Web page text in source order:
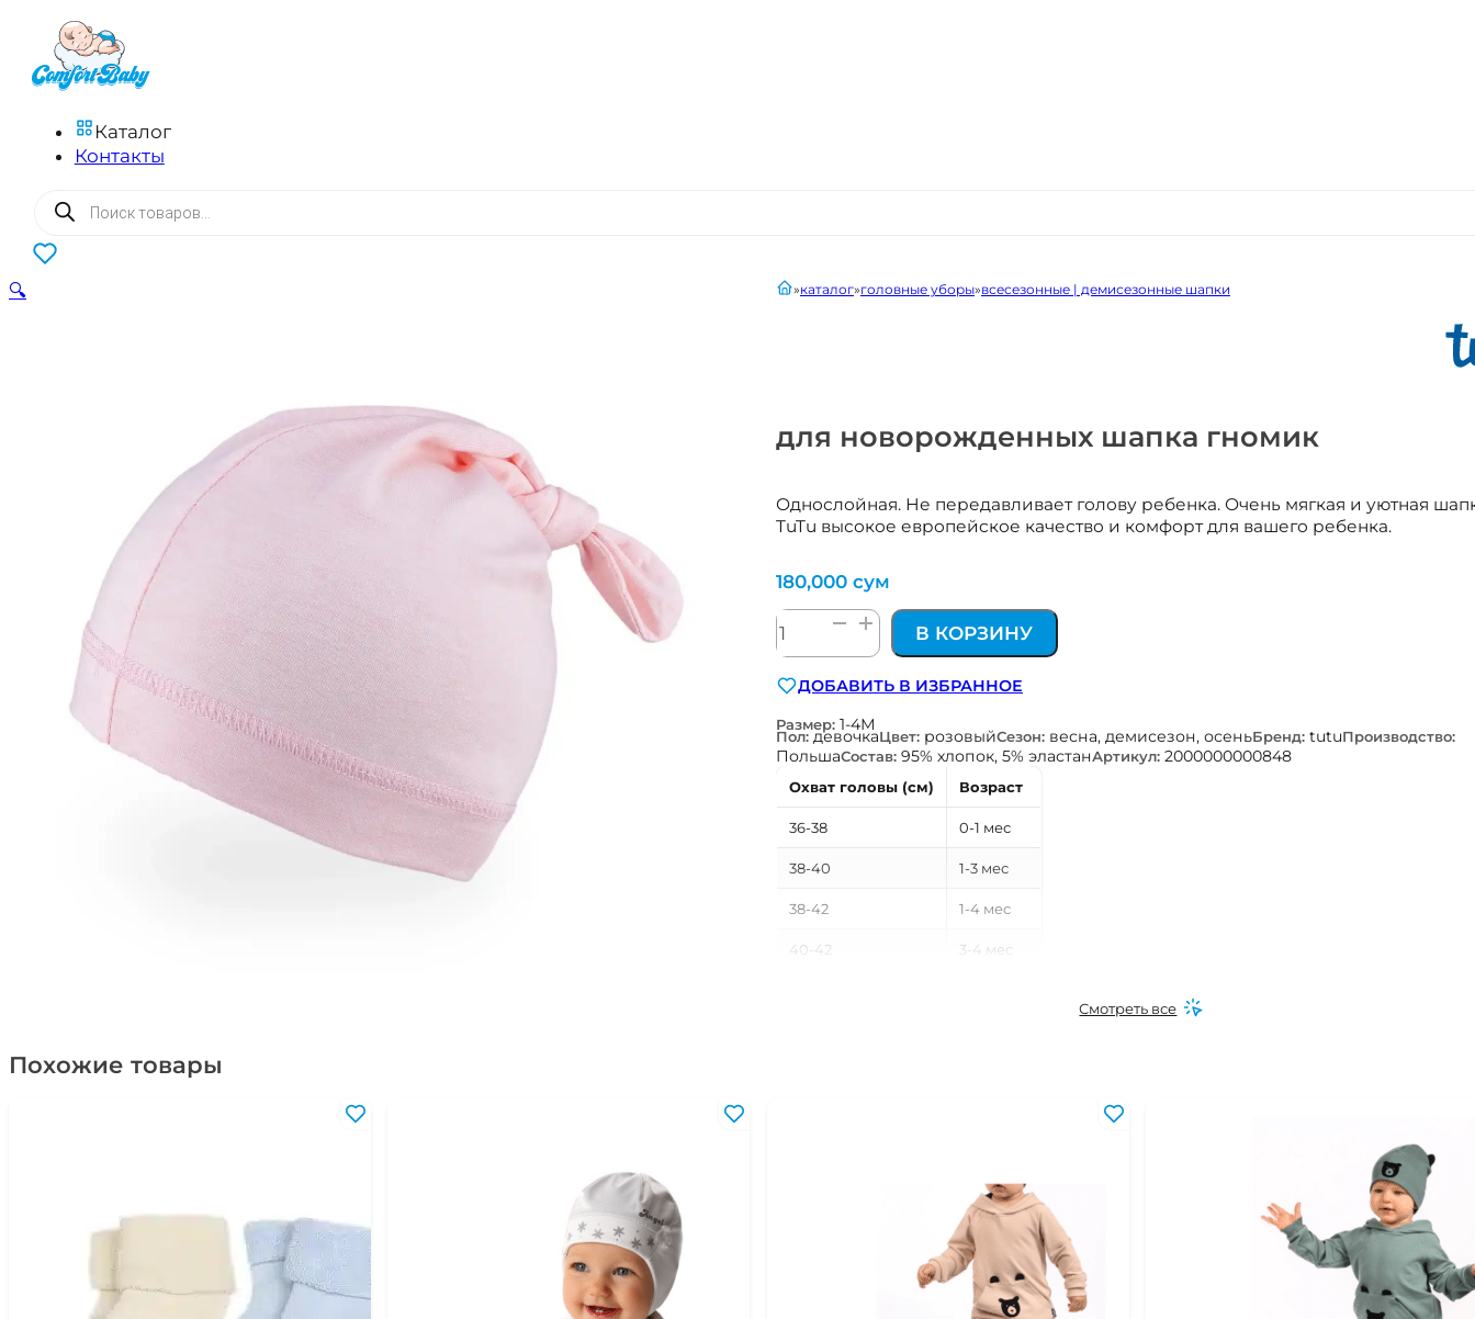
Каталог
Контакты
Поиск
товаров
0
для новорожденных шапка гномик
Однослойная. Не передавливает голову ребенка. Очень мягкая и уютная
TuTu высокое европейское качество и комфорт для вашего ребенка.
главнаякаталог головные уборы всесезонные | демисезонные шапки
180,000 сум
Количество
товара
новорожденных
шапка
гномик
В КОРЗИНУ
ДОБАВИТЬ В ИЗБРАННОЕ
Размер: 1-4М
Пол: девочкаЦвет: розовыйСезон: весна, демисезон, осеньБренд: tutuПроизводство:
ПольшаСостав: 95% хлопок, 5% эластанАртикул: 2000000000848
Охват головы (см) Возраст
36-38 0-1 мес
38-40 1-3 мес
38-42 1-4 мес
40-42 3-4 мес
6-16 мес
10-16 мес
10-24 мес
1-4 года
Смотреть все
🔍
Похожие товары